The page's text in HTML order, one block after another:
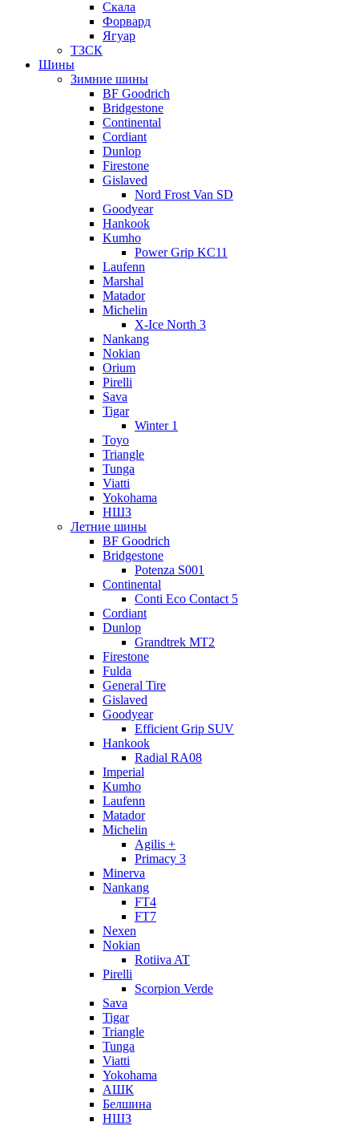
Скала
Форвард
Ягуар
ТЗСК
Шины
Зимние шины
BF Goodrich
Bridgestone
Continental
Cordiant
Dunlop
Firestone
Gislaved
Nord Frost Van SD
Goodyear
Hankook
Kumho
Power Grip KC11
Laufenn
Marshal
Matador
Michelin
X-Ice North 3
Nankang
Nokian
Orium
Pirelli
Sava
Tigar
Winter 1
Toyo
Triangle
Tunga
Viatti
Yokohama
НШЗ
Летние шины
BF Goodrich
Bridgestone
Potenza S001
Continental
Conti Eco Contact 5
Cordiant
Dunlop
Grandtrek MT2
Firestone
Fulda
General Tire
Gislaved
Goodyear
Efficient Grip SUV
Hankook
Radial RA08
Imperial
Kumho
Laufenn
Matador
Michelin
Agilis +
Primacy 3
Minerva
Nankang
FT4
FT7
Nexen
Nokian
Rotiiva AT
Pirelli
Scorpion Verde
Sava
Tigar
Triangle
Tunga
Viatti
Yokohama
АШК
Белшина
НШЗ